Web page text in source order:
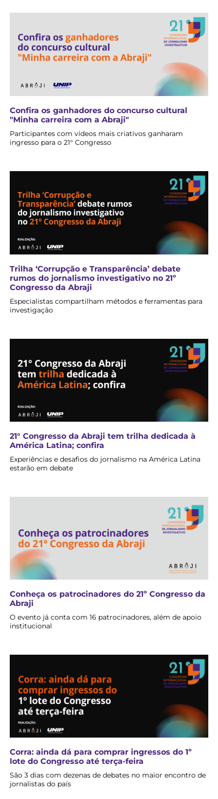
Confira os ganhadores do concurso cultural
"Minha carreira com a Abraji"
Participantes com vídeos mais criativos ganharam
ingresso para o 21° Congresso
Trilha ‘Corrupção e Transparência’ debate
rumos do jornalismo investigativo no 21º
Congresso da Abraji
Especialistas compartilham métodos e ferramentas para
investigação
21° Congresso da Abraji tem trilha dedicada à
América Latina; confira
Experiências e desafios do jornalismo na América Latina
estarão em debate
Conheça os patrocinadores do 21º Congresso da
Abraji
O evento já conta com 16 patrocinadores, além de apoio
institucional
Corra: ainda dá para comprar ingressos do 1º
lote do Congresso até terça-feira
São 3 dias com dezenas de debates no maior encontro de
jornalistas do país